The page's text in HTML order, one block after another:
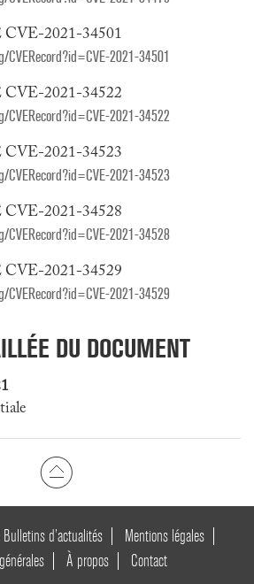
CVE-2021-34501
2021-34501
CVE-2021-34522
CVERecord?id=CVE-2021-34522
CVE-2021-34523
CVERecord?id=CVE-2021-34523
CVE-2021-34528
CVERecord?id=CVE-2021-34528
CVE-2021-34529
CVERecord?id=CVE-2021-34529
DU DOCUMENT
Bulletins d’actualités
Mentions légales
À propos Contact